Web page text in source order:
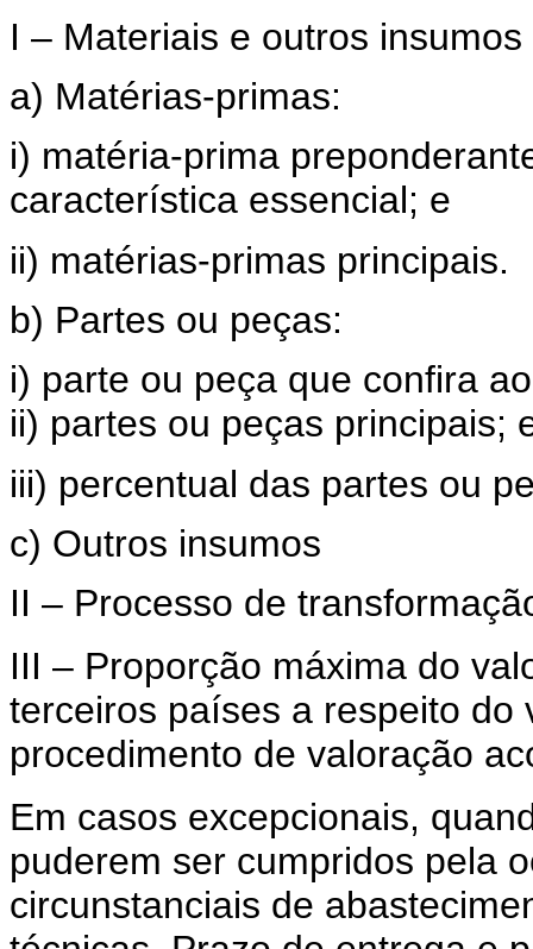
I – Materiais e outros
a) Matérias-primas:
i) matéria-prima
característica essencial; e
ii) matérias-primas principais.
b) Partes ou peças:
i) parte ou peça que confira
ii) partes ou peças principais;
iii) percentual das partes ou
c) Outros insumos
II – Processo de
III – Proporção máxima do
terceiros países a respeito
procedimento de valoração
Em casos excepcionais,
puderem ser cumpridos pela
circunstanciais de